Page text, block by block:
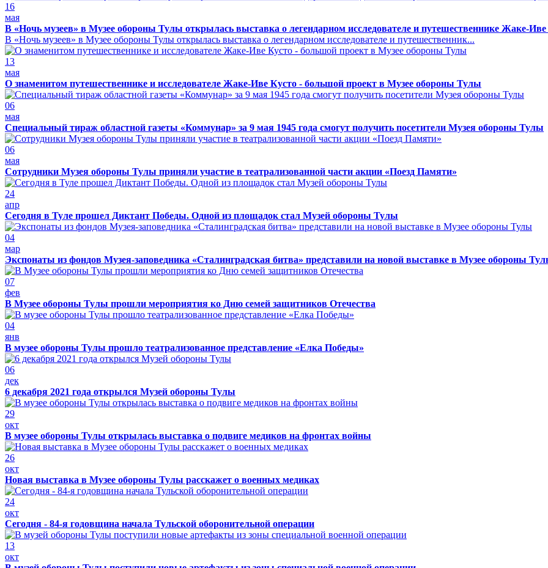
16
мая
В «Ночь музеев» в Музее обороны Тулы открылась выставка о легендарном исследователе и путешественнике Жаке-
В «Ночь музеев» в Музее обороны Тулы открылась выставка о легендарном исследователе и путешественник...
13
мая
О знаменитом путешественнике и исследователе Жаке-Иве Кусто - большой проект в Музее обороны Тулы
06
мая
Специальный тираж областной газеты «Коммунар» за 9 мая 1945 года смогут получить посетители Музея обороны Тулы
06
мая
Сотрудники Музея обороны Тулы приняли участие в театрализованной части акции «Поезд Памяти»
24
апр
Сегодня в Туле прошел Диктант Победы. Одной из площадок стал Музей обороны Тулы
04
мар
Экспонаты из фондов Музея-заповедника «Сталинградская битва» представили на новой выставке в Музее обороны
07
фев
В Музее обороны Тулы прошли мероприятия ко Дню семей защитников Отечества
04
янв
В музее обороны Тулы прошло театрализованное представление «Елка Победы»
06
дек
6 декабря 2021 года открылся Музей обороны Тулы
29
окт
В музее обороны Тулы открылась выставка о подвиге медиков на фронтах войны
26
окт
Новая выставка в Музее обороны Тулы расскажет о военных медиках
24
окт
Сегодня - 84-я годовщина начала Тульской оборонительной операции
13
окт